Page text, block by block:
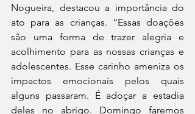
Nogueira, destacou a importância do
ato para as crianças. “Essas doações
são uma forma de trazer alegria e
acolhimento para as nossas crianças e
adolescentes. Esse carinho ameniza os
impactos emocionais pelos quais
alguns passaram. É adoçar a estadia
deles no abrigo. Domingo faremos